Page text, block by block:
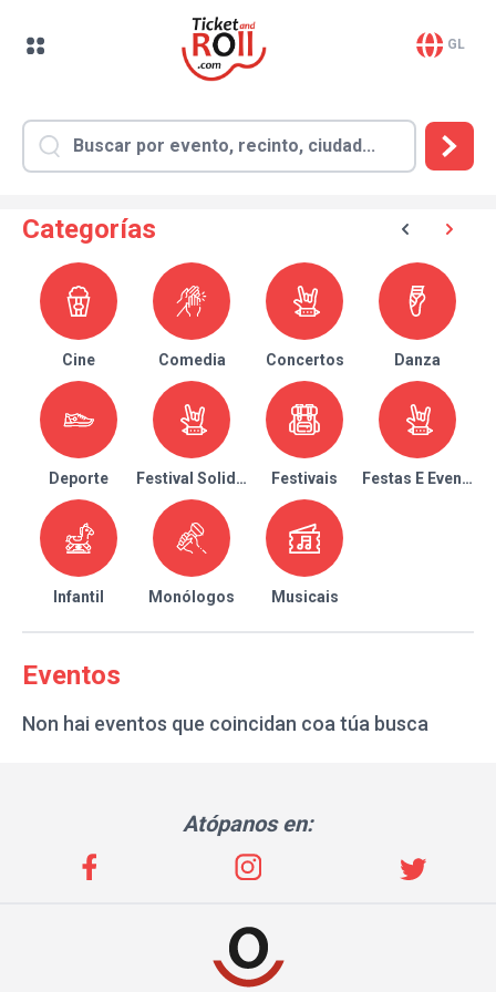
GL
Categorías
Cine Comedia Concertos Danza
Deporte Festival Solidario Festivais Festas E Eventos
Infantil Monólogos Musicais
Eventos
Non hai eventos que coincidan coa túa busca
Atópanos en: